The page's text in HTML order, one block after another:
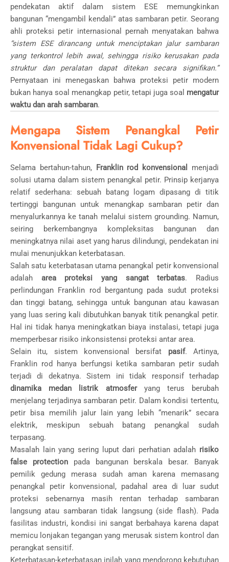
pendekatan aktif dalam sistem ESE memungkinkan
bangunan “mengambil kendali” atas sambaran petir. Seorang
ahli proteksi petir internasional pernah menyatakan bahwa
“sistem ESE dirancang untuk menciptakan jalur sambaran
yang terkontrol lebih awal, sehingga risiko kerusakan pada
struktur dan peralatan dapat ditekan secara signifikan.”
Pernyataan ini menegaskan bahwa proteksi petir modern
bukan hanya soal menangkap petir, tetapi juga soal mengatur
waktu dan arah sambaran.
Mengapa Sistem Penangkal Petir
Konvensional Tidak Lagi Cukup?
Selama bertahun-tahun, Franklin rod konvensional
menjadi
solusi utama dalam sistem penangkal petir. Prinsip kerjanya
relatif sederhana: sebuah batang logam dipasang di titik
tertinggi bangunan untuk menangkap sambaran petir dan
menyalurkannya ke tanah melalui sistem grounding. Namun,
seiring berkembangnya kompleksitas bangunan dan
meningkatnya nilai aset yang harus dilindungi, pendekatan ini
mulai menunjukkan keterbatasan.
Salah satu keterbatasan utama penangkal petir konvensional
adalah area proteksi yang sangat terbatas. Radius
perlindungan Franklin rod bergantung pada sudut proteksi
dan tinggi batang, sehingga untuk bangunan atau kawasan
yang luas sering kali dibutuhkan banyak titik penangkal petir.
Hal ini tidak hanya meningkatkan biaya instalasi, tetapi juga
memperbesar risiko inkonsistensi proteksi antar area.
Selain itu, sistem konvensional bersifat pasif. Artinya,
Franklin rod hanya berfungsi ketika sambaran petir sudah
terjadi di dekatnya. Sistem ini tidak responsif terhadap
dinamika medan listrik atmosferyang terus berubah
menjelang terjadinya sambaran petir. Dalam kondisi tertentu,
petir bisa memilih jalur lain yang lebih “menarik” secara
elektrik, meskipun sebuah batang penangkal sudah
terpasang.
Masalah lain yang sering luput dari perhatian adalah risiko
false protectionpada bangunan berskala besar. Banyak
pemilik gedung merasa sudah aman karena memasang
penangkal petir konvensional, padahal area di luar sudut
proteksi sebenarnya masih rentan terhadap sambaran
langsung atau sambaran tidak langsung (side flash). Pada
fasilitas industri, kondisi ini sangat berbahaya karena dapat
memicu lonjakan tegangan yang merusak sistem kontrol dan
perangkat sensitif.
Keterbatasan-keterbatasan inilah yang mendorong kebutuhan